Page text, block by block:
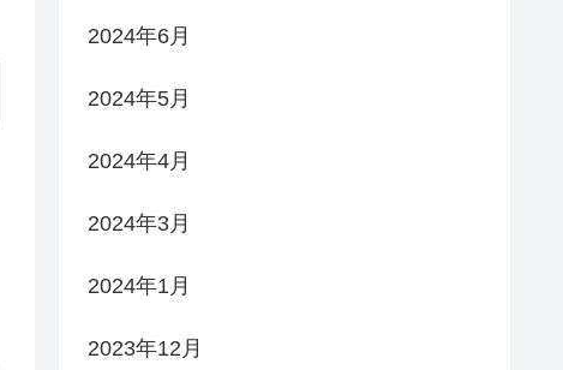
2024年6月
2024年5月
2024年4月
2024年3月
2024年1月
2023年12月